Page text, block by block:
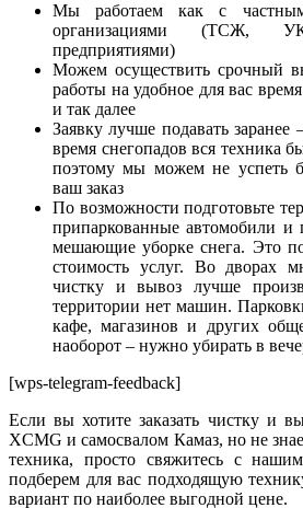
Мы работаем как с
организациями (ТСЖ,
предприятиями)
Можем осуществить срочный
работы на удобное для вас
и так далее
Заявку лучше подавать
время снегопадов вся техника
поэтому мы можем не успеть
ваш заказ
По возможности подготовьте
припаркованные автомобили и
мешающие уборке снега. Это
стоимость услуг. Во дворах
чистку и вывоз лучше
территории нет машин.
кафе, магазинов и других
наоборот – нужно убирать в
[wps-telegram-feedback]
Если вы хотите заказать чистку и
XCMG и самосвалом Камаз, но не
техника, просто свяжитесь с
подберем для вас подходящую
вариант по наиболее выгодной цене.